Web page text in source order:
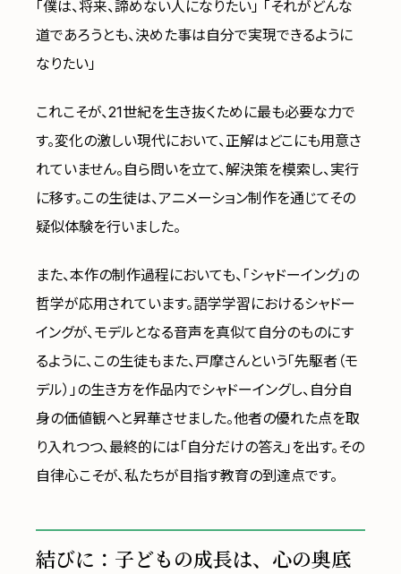
「僕は、将来、諦めない人になりたい」 「それがどんな
道であろうとも、決めた事は自分で実現できるように
なりたい」
これこそが、21世紀を生き抜くために最も必要な力で
す。変化の激しい現代において、正解はどこにも用意さ
れていません。自ら問いを立て、解決策を模索し、実行
に移す。この生徒は、アニメーション制作を通じてその
疑似体験を行いました。
また、本作の制作過程においても、「シャドーイング」の
哲学が応用されています。語学学習におけるシャドー
イングが、モデルとなる音声を真似て自分のものにす
るように、この生徒もまた、戸摩さんという「先駆者（モ
デル）」の生き方を作品内でシャドーイングし、自分自
身の価値観へと昇華させました。他者の優れた点を取
り入れつつ、最終的には「自分だけの答え」を出す。その
自律心こそが、私たちが目指す教育の到達点です。
結びに：子どもの成長は、心の奥底